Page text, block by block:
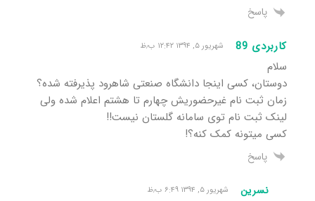
پاسخ
کاربردی 89 شهریور ۵, ۱۳۹۴ ۱۲:۴۲ ب٫ظ
سلام
دوستان، کسی اینجا دانشگاه صنعتی شاهرود پذیرفته شده؟
زمان ثبت نام غیرحضوریش چهارم تا هشتم اعلام شده ولی
لینک ثبت نام توی سامانه گلستان نیست!!
کسی میتونه کمک کنه؟!
پاسخ
نسرین شهریور ۵, ۱۳۹۴ ۶:۴۹ ب٫ظ